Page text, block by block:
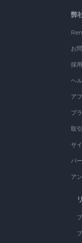
弊
お
採
ヘ
ア
プ
取
サ
パ
ア